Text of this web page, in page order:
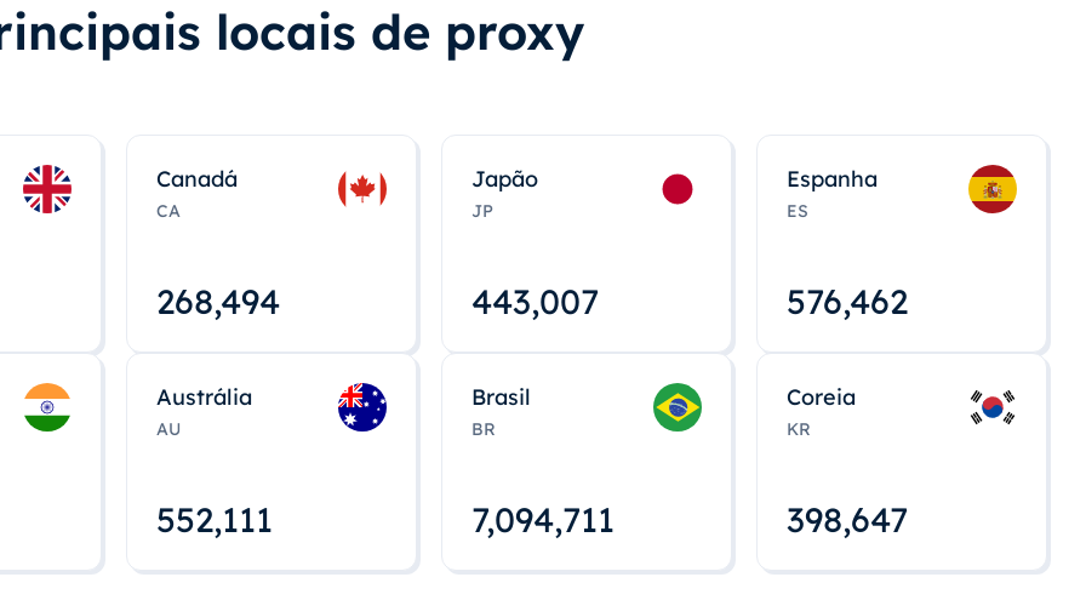
locais de proxy
Canadá
CA
268,495
Japão
JP
443,008
Espanha
ES
576,463
Austrália
AU
552,112
Brasil
BR
7,094,712
Coreia
KR
398,648